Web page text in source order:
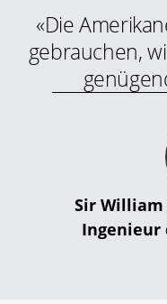
«Die
gebrauchen,
Sir William
Ingenieur